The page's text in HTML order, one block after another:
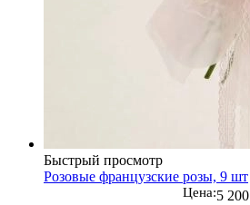
Быстрый просмотр
Розовые французские розы, 9 шт
Цена:5 200